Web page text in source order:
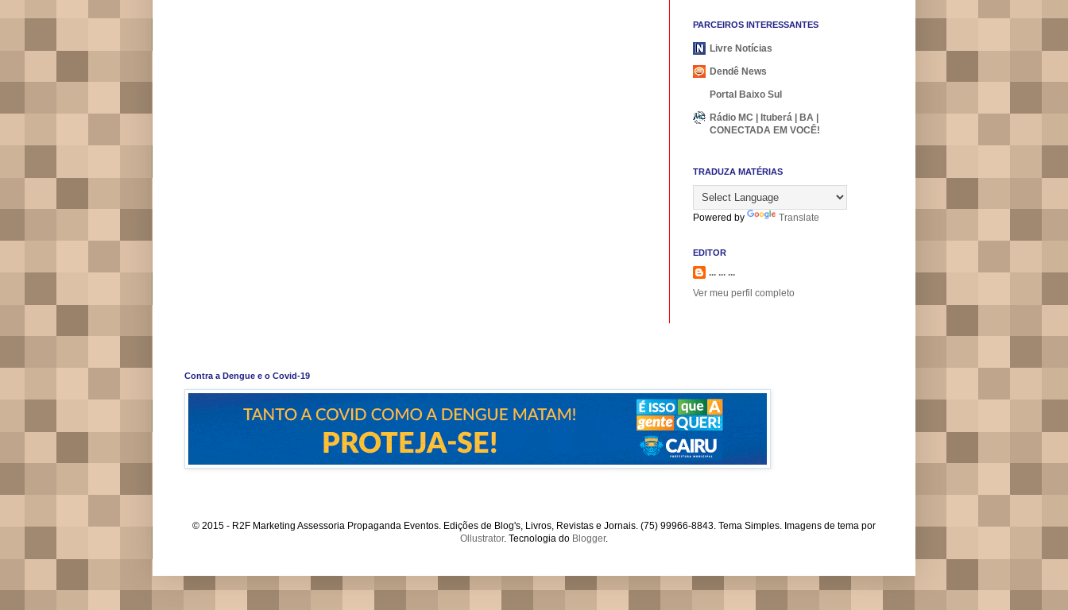
PARCEIROS INTERESSANTES
Livre Notícias
Dendê News
Portal Baixo Sul
Rádio MC | Ituberá | BA |
CONECTADA EM VOCÊ!
TRADUZA MATÉRIAS
Powered by Translate
EDITOR
... ... ...
Ver meu perfil completo
Contra a Dengue e o Covid-19
© 2015 - R2F Marketing Assessoria Propaganda Eventos. Edições de Blog's, Livros, Revistas e Jornais. (75) 99966-8843. Tema Simples. Imagens de tema por
Ollustrator. Tecnologia do Blogger.